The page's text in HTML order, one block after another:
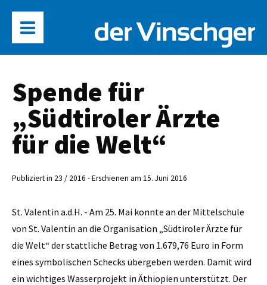
Spende für
„Südtiroler Ärzte
für die Welt“
Publiziert in 23 / 2016 - Erschienen am 15. Juni 2016
St. Valentin a.d.H. - Am 25. Mai konnte an der Mittelschule
von St. Valentin an die Organisation „Südtiroler Ärzte für
die Welt“ der stattliche Betrag von 1.679,76 Euro in Form
eines symbolischen Schecks übergeben werden. Damit wird
ein wichtiges Wasserprojekt in Äthiopien unterstützt. Der